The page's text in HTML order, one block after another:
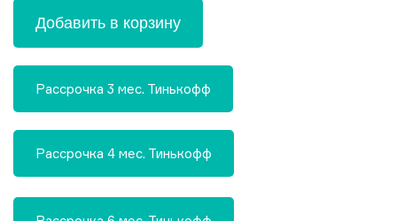
Добавить в корзину
Рассрочка 3 мес. Тинькофф
Рассрочка 4 мес. Тинькофф